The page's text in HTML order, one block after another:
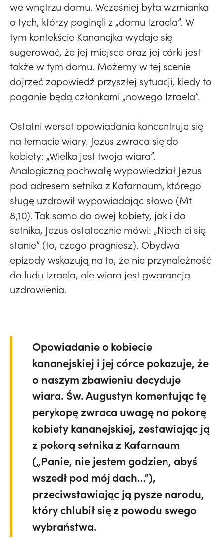
we wnętrzu domu. Wcześniej była wzmianka
o tych, którzy poginęli z „domu Izraela”. W
tym kontekście Kananejka wydaje się
sugerować, że jej miejsce oraz jej córki jest
także w tym domu. Możemy w tej scenie
dojrzeć zapowiedź przyszłej sytuacji, kiedy to
poganie będą członkami „nowego Izraela”.
Ostatni werset opowiadania koncentruje się
na temacie wiary. Jezus zwraca się do
kobiety: „Wielka jest twoja wiara”.
Analogiczną pochwałę wypowiedział Jezus
pod adresem setnika z Kafarnaum, którego
sługę uzdrowił wypowiadając słowo (Mt
8,10). Tak samo do owej kobiety, jak i do
setnika, Jezus ostatecznie mówi: „Niech ci się
stanie” (to, czego pragniesz). Obydwa
epizody wskazują na to, że nie przynależność
do ludu Izraela, ale wiara jest gwarancją
uzdrowienia.
Opowiadanie o kobiecie
kananejskiej i jej córce pokazuje, że
o naszym zbawieniu decyduje
wiara. Św. Augustyn komentując tę
perykopę zwraca uwagę na pokorę
kobiety kananejskiej, zestawiając ją
z pokorą setnika z Kafarnaum
(„Panie, nie jestem godzien, abyś
wszedł pod mój dach…”),
przeciwstawiając ją pysze narodu,
który chlubił się z powodu swego
wybraństwa.